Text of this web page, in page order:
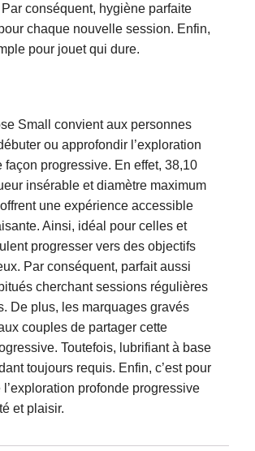
conséquent, hygiène parfaite
chaque nouvelle session. Enfin,
pour jouet qui dure.
Small convient aux personnes
ou approfondir l’exploration
façon progressive. En effet, 38,10
insérable et diamètre maximum
une expérience accessible
Ainsi, idéal pour celles et
progresser vers des objectifs
Par conséquent, parfait aussi
cherchant sessions régulières
De plus, les marquages gravés
couples de partager cette
Toutefois, lubrifiant à base
toujours requis. Enfin, c’est pour
profonde progressive
et plaisir.